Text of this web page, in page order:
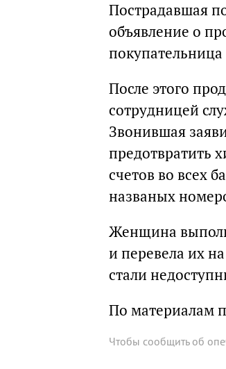
Пострадавшая
объявление о
покупательница
После этого
сотрудницей
Звонившая
предотвратить
счетов во всех
названых
Женщина
и перевела их
стали
По материалам
Чтобы сообщить об